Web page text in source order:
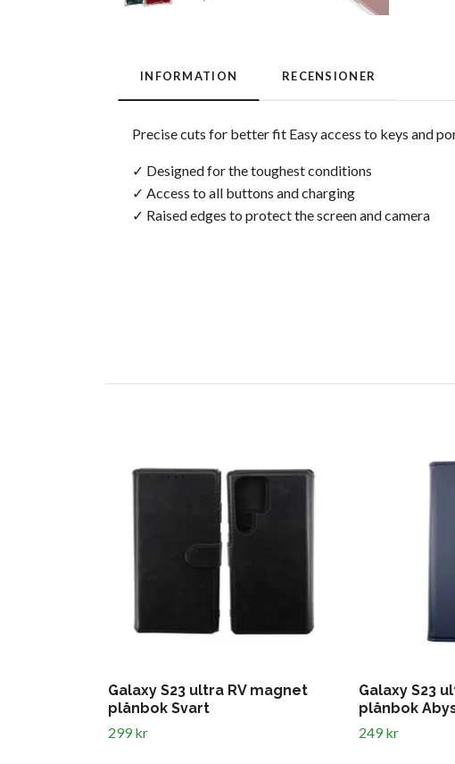
INFORMATION RECENSIONER
Precise cuts for better fit Easy access to keys and
✓ Designed for the toughest conditions
✓ Access to all buttons and charging
✓ Raised edges to protect the screen and camera
Galaxy S23 ultra RV magnet
plånbok Svart
299 kr
Galaxy S23
plånbok
249 kr